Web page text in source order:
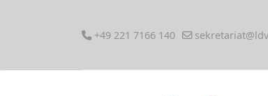
+49 221 7166 140